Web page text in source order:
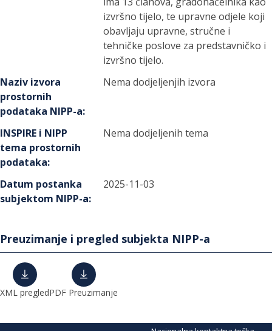
izvršno tijelo, te upravne odjele koji
obavljaju upravne, stručne i
tehničke poslove za predstavničko i
izvršno tijelo.
Naziv izvora
prostornih
podataka NIPP-a:
Nema dodjeljenjih izvora
INSPIRE i NIPP
tema prostornih
podataka:
Nema dodjeljenih tema
Datum postanka
subjektom NIPP-a:
2025-11-03
Preuzimanje i pregled subjekta NIPP-a
XML pregledPDF Preuzimanje